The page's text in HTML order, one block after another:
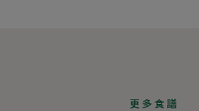
更多食譜